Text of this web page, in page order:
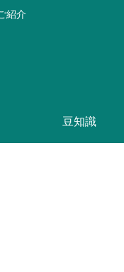
紹介
豆知識